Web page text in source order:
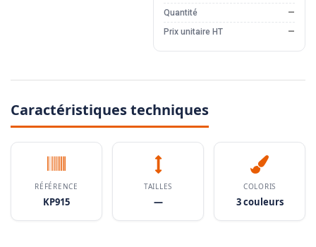
Quantité
—
Prix unitaire HT
—
Caractéristiques techniques
RÉFÉRENCE
KP915
TAILLES
—
COLORIS
3 couleurs